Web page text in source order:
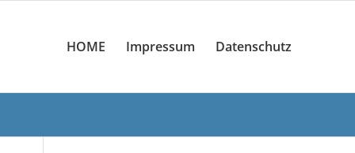
HOME Impressum Datenschutz